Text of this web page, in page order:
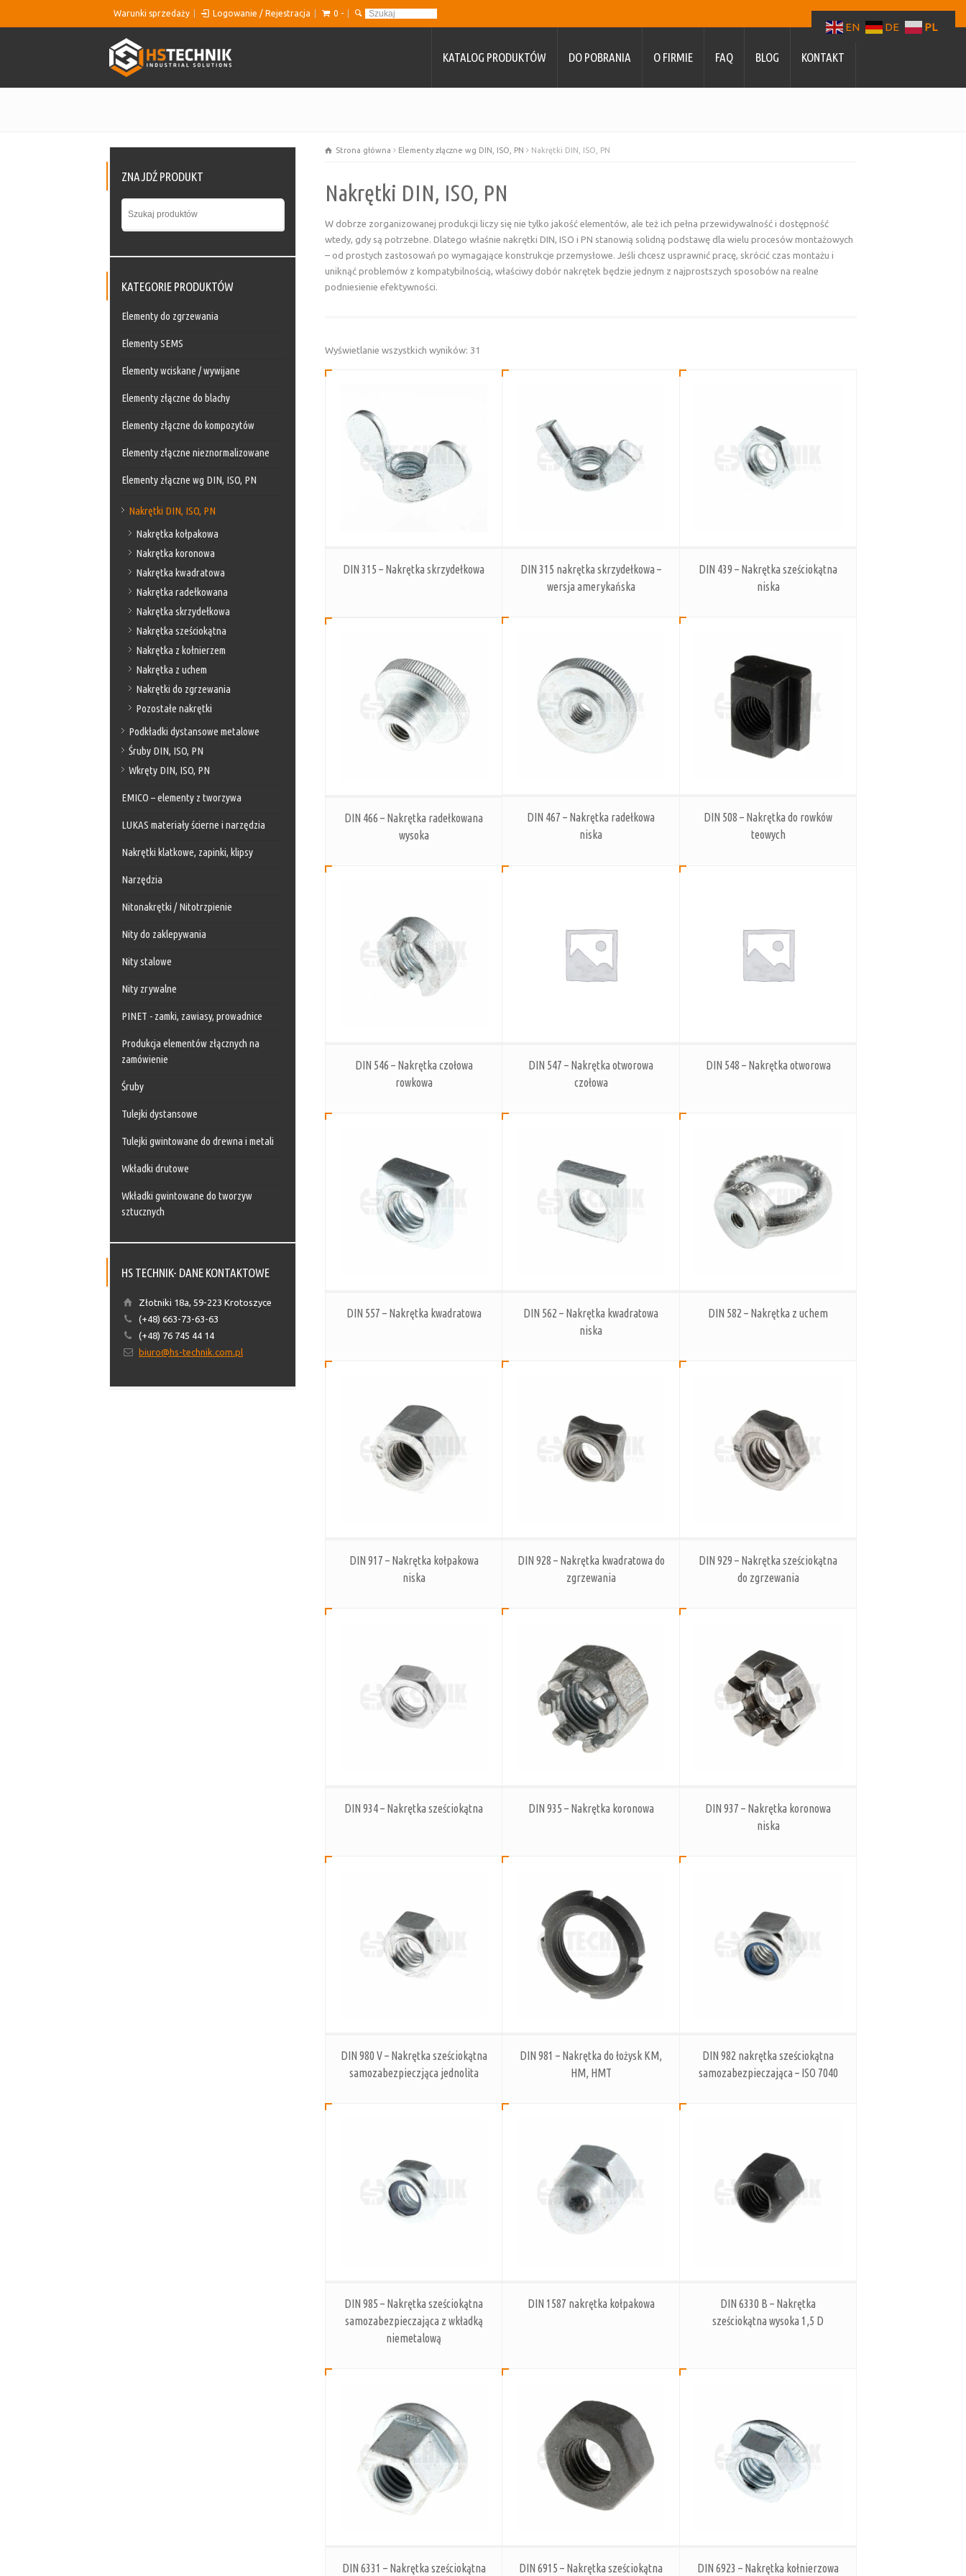
Warunki sprzedaży Logowanie / Rejestracja 0 -
KATALOG PRODUKTÓW DO POBRANIA O FIRMIE FAQ BLOG KONTAKT
Strona główna Elementy złączne wg DIN, ISO, PN Nakrętki DIN, ISO, PN
Nakrętki DIN, ISO, PN
W dobrze zorganizowanej produkcji liczy się nie tylko jakość elementów, ale też ich pełna przewidywalność i dostępność
wtedy, gdy są potrzebne. Dlatego właśnie nakrętki DIN, ISO i PN stanowią solidną podstawę dla wielu procesów montażowych
– od prostych zastosowań po wymagające konstrukcje przemysłowe. Jeśli chcesz usprawnić pracę, skrócić czas montażu i
uniknąć problemów z kompatybilnością, właściwy dobór nakrętek będzie jednym z najprostszych sposobów na realne
podniesienie efektywności.
Wyświetlanie wszystkich wyników: 31
DIN 315 – Nakrętka skrzydełkowa
DIN 315 nakrętka skrzydełkowa –
wersja amerykańska
DIN 439 – Nakrętka sześciokątna
niska
DIN 466 – Nakrętka radełkowana
wysoka
DIN 467 – Nakrętka radełkowa
niska
DIN 508 – Nakrętka do rowków
teowych
DIN 546 – Nakrętka czołowa
rowkowa
DIN 547 – Nakrętka otworowa
czołowa
DIN 548 – Nakrętka otworowa
DIN 557 – Nakrętka kwadratowa
DIN 562 – Nakrętka kwadratowa
niska
DIN 582 – Nakrętka z uchem
DIN 917 – Nakrętka kołpakowa
niska
DIN 928 – Nakrętka kwadratowa do
zgrzewania
DIN 929 – Nakrętka sześciokątna
do zgrzewania
DIN 934 – Nakrętka sześciokątna DIN 935 – Nakrętka koronowa
DIN 937 – Nakrętka koronowa
niska
DIN 980 V – Nakrętka sześciokątna
samozabezpieczjąca jednolita
DIN 981 – Nakrętka do łożysk KM,
HM, HMT
DIN 982 nakrętka sześciokątna
samozabezpieczająca – ISO 7040
DIN 985 – Nakrętka sześciokątna
samozabezpieczająca z wkładką
niemetalową
DIN 1587 nakrętka kołpakowa
DIN 6330 B – Nakrętka
sześciokątna wysoka 1,5 D
DIN 6331 – Nakrętka sześciokątna DIN 6915 – Nakrętka sześciokątna DIN 6923 – Nakrętka kołnierzowa
ZNAJDŹ PRODUKT
KATEGORIE PRODUKTÓW
Elementy do zgrzewania
Elementy SEMS
Elementy wciskane / wywijane
Elementy złączne do blachy
Elementy złączne do kompozytów
Elementy złączne nieznormalizowane
Elementy złączne wg DIN, ISO, PN
Nakrętki DIN, ISO, PN
Nakrętka kołpakowa
Nakrętka koronowa
Nakrętka kwadratowa
Nakrętka radełkowana
Nakrętka skrzydełkowa
Nakrętka sześciokątna
Nakrętka z kołnierzem
Nakrętka z uchem
Nakrętki do zgrzewania
Pozostałe nakrętki
Podkładki dystansowe metalowe
Śruby DIN, ISO, PN
Wkręty DIN, ISO, PN
EMICO – elementy z tworzywa
LUKAS materiały ścierne i narzędzia
Nakrętki klatkowe, zapinki, klipsy
Narzędzia
Nitonakrętki / Nitotrzpienie
Nity do zaklepywania
Nity stalowe
Nity zrywalne
PINET - zamki, zawiasy, prowadnice
Produkcja elementów złącznych na
zamówienie
Śruby
Tulejki dystansowe
Tulejki gwintowane do drewna i metali
Wkładki drutowe
Wkładki gwintowane do tworzyw
sztucznych
HS TECHNIK- DANE KONTAKTOWE
Złotniki 18a, 59-223 Krotoszyce
(+48) 663-73-63-63
(+48) 76 745 44 14
biuro@hs-technik.com.pl
EN DE PL